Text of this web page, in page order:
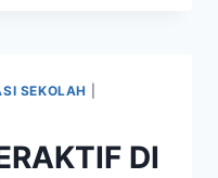
SEKOLAH
DI